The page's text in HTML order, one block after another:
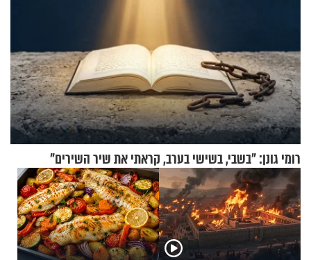
רומי גונן: "בשבי, בשישי בערב, קראתי את שיר השירים"